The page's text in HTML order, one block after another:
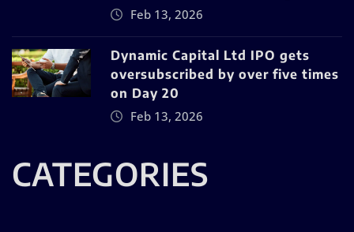
Feb 13, 2026
Dynamic Capital Ltd IPO gets
oversubscribed by over five times
on Day 20
Feb 13, 2026
CATEGORIES